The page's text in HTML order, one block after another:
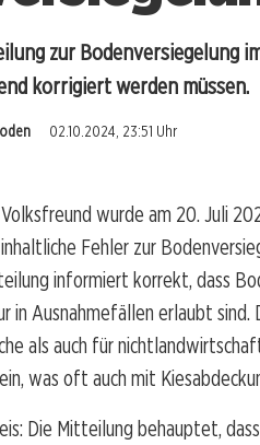
zur Bodenversiegelung
korrigiert werden müssen.
02.10.2024, 23:51 Uhr
wurde am 20. Juli
Fehler zur
informiert korrekt, dass
in Ausnahmefällen erlaubt
als auch für
was oft auch mit
Die Mitteilung behauptet,